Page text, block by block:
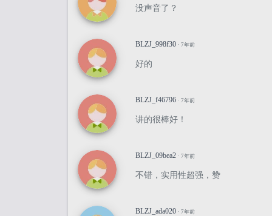
没声音了？
BLZJ_998f30 · 7年前
好的
BLZJ_f46796 · 7年前
讲的很棒好！
BLZJ_09bea2 · 7年前
不错，实用性超强，赞
BLZJ_ada020 · 7年前